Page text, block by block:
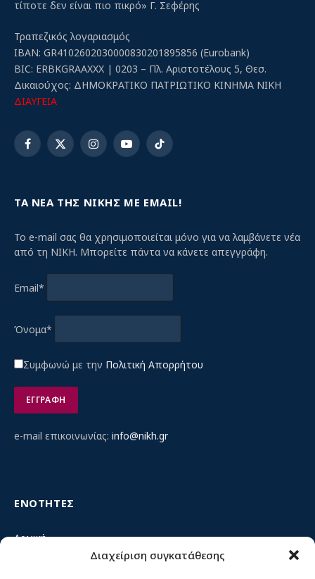
Διαχείριση συγκατάθεσης
τίποτε δεν είναι πιο πικρό» Γ. Σεφέρης
Τραπεζικός λογαριασμός
IBAN: GR4102602030000830201895856 (Eurobank)
BIC: ERBKGRAAXXX | 0203 – Πλ. Αριστοτέλους 5, Θεσ.
Δικαιούχος: ΔΗΜΟΚΡΑΤΙΚΟ ΠΑΤΡΙΩΤΙΚΟ ΚΙΝΗΜΑ ΝΙΚΗ
ΔΙΑΥΓΕΙΑ
Facebook
X
InstagramYouTubeTikTok
ΤΑ ΝΕΑ ΤΗΣ ΝΙΚΗΣ ΜΕ EMAIL!
Το e-mail σας θα χρησιμοποιείται μόνο για να λαμβάνετε νέα
από τη ΝΙΚΗ. Μπορείτε πάντα να κάνετε απεγγράφη.
Email*
Όνομα*
Συμφωνώ με την Πολιτική Απορρήτου
e-mail επικοινωνίας: info@nikh.gr
ΕΝΟΤΗΤΕΣ
Αρχική
Κίνημα ΝΙΚΗ – Ποιοι είμαστε, αρχές & δράση